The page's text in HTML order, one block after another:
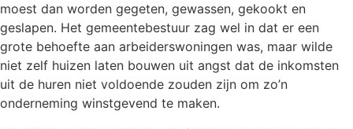
moest dan worden gegeten, gewassen, gekookt en
geslapen. Het gemeentebestuur zag wel in dat er een
grote behoefte aan arbeiderswoningen was, maar wilde
niet zelf huizen laten bouwen uit angst dat de inkomsten
uit de huren niet voldoende zouden zijn om zo’n
onderneming winstgevend te maken.